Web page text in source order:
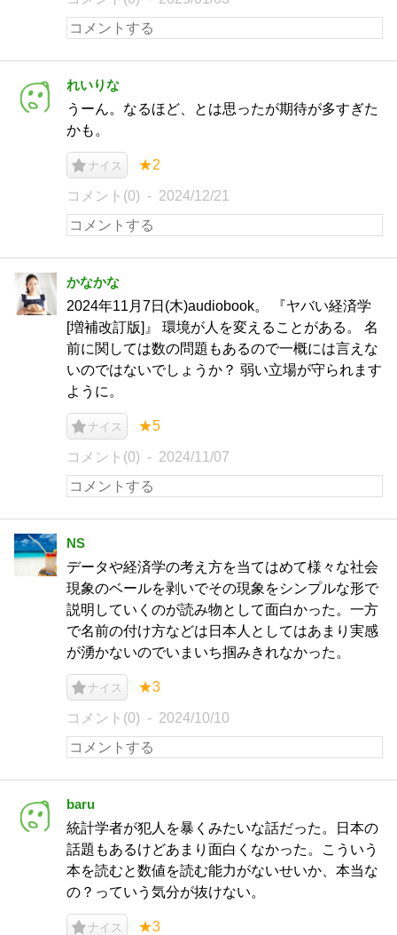
れいりな
うーん。なるほど、とは思ったが期待が多すぎた
かも。
ナイス ★2
コメント(0) 2024/12/21
かなかな
2024年11月7日(木)audiobook。 『ヤバい経済学
[増補改訂版]』 環境が人を変えることがある。 名
前に関しては数の問題もあるので一概には言えな
いのではないでしょうか？ 弱い立場が守られます
ように。
ナイス ★5
コメント(0) 2024/11/07
NS
データや経済学の考え方を当てはめて様々な社会
現象のベールを剥いでその現象をシンプルな形で
説明していくのが読み物として面白かった。一方
で名前の付け方などは日本人としてはあまり実感
が湧かないのでいまいち掴みきれなかった。
ナイス ★3
コメント(0) 2024/10/10
baru
統計学者が犯人を暴くみたいな話だった。日本の
話題もあるけどあまり面白くなかった。こういう
本を読むと数値を読む能力がないせいか、本当な
の？っていう気分が抜けない。
ナイス ★3